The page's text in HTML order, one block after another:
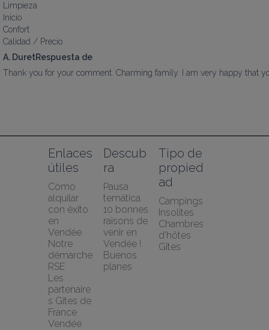
Limpieza
Inicio
Confort
Calidad / Precio
A. DuretRespuesta de
Thank you for your comment. Charming family. I am very happy that
Enlaces
útiles
Cómo
alquilar
con éxito
en
Vendée
Notre
démarche
RSE
Les
partenaire
s Gites de
France
Vendée
Descub
ra
Pausa
temática
10 bonnes
raisons de
venir en
Vendée !
Buenos
planes
Tipo de
propied
ad
Campings
Insolites
Chambres
d'hôtes
Gîtes